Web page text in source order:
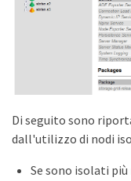
Di seguito sono
dall'utilizzo di nodi
Se sono isolati